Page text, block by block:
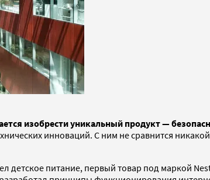
изобрести уникальный продукт —
инноваций. С ним не сравнится
детское питание, первый товар под маркой